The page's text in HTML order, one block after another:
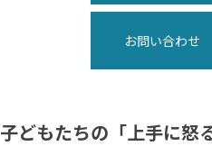
お問い合わせ
子どもたちの「上手に怒